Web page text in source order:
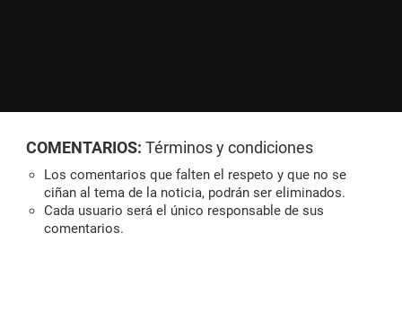
COMENTARIOS: Términos y condiciones
Los comentarios que falten el respeto y que no se
ciñan al tema de la noticia, podrán ser eliminados.
Cada usuario será el único responsable de sus
comentarios.